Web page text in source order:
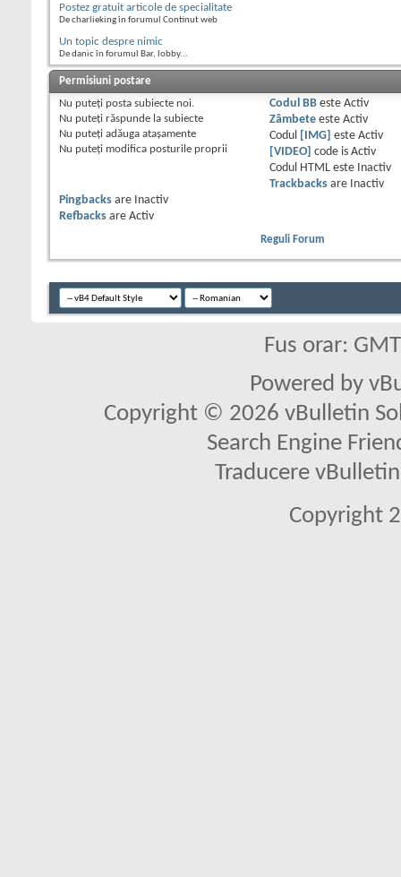
Postez gratuit articole de specialitate
De charlieking în forumul Continut web
Un topic despre nimic
De danic în forumul Bar, lobby...
Permisiuni postare
Nu puteţi posta subiecte noi.
Nu puteţi răspunde la subiecte
Nu puteţi adăuga ataşamente
Nu puteţi modifica posturile proprii
Codul BBeste Activ
Zâmbeteeste Activ
Codul
[IMG] este Activ
[VIDEO] code is Activ
Codul HTML este
Inactiv
Trackbacksare
Inactiv
Pingbacks are
Inactiv
Refbacks are Activ
Reguli Forum
Fus orar:
Powered by
Copyright © 2026 vBulletin
Search Engine
Traducere
Copyright